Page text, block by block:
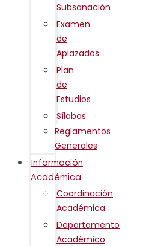
Subsanación
Examen
de
Aplazados
Plan
de
Estudios
Sílabos
Reglamentos
Generales
Información
Académica
Coordinación
Académica
Departamento
Académico